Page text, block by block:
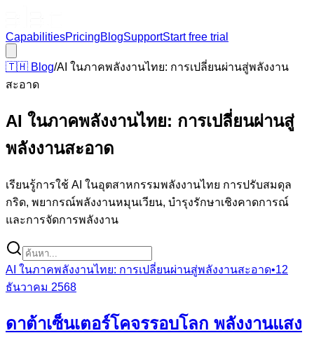
CapabilitiesPricingBlogSupportStart free trial
🇹🇭 Blog/AI ในภาคพลังงานไทย: การเปลี่ยนผ่านสู่พลังงาน
สะอาด
AI ในภาคพลังงานไทย: การเปลี่ยนผ่านสู่
พลังงานสะอาด
เรียนรู้การใช้ AI ในอุตสาหกรรมพลังงานไทย การปรับสมดุล
กริด, พยากรณ์พลังงานหมุนเวียน, บำรุงรักษาเชิงคาดการณ์
และการจัดการพลังงาน
AI ในภาคพลังงานไทย: การเปลี่ยนผ่านสู่พลังงานสะอาด•12
ธันวาคม 2568
ดาต้าเซ็นเตอร์โคจรรอบโลก พลังงานแสง